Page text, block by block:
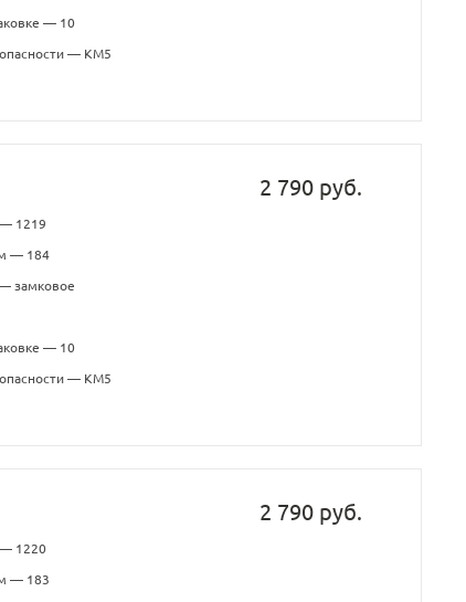
— 10
— КМ5
2 790 руб.
1219
— 184
замковое
— 10
— КМ5
2 790 руб.
1220
— 183